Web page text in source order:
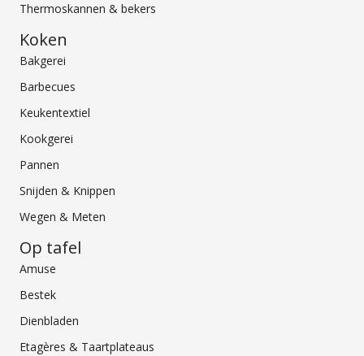
Thermoskannen & bekers
Koken
Bakgerei
Barbecues
Keukentextiel
Kookgerei
Pannen
Snijden & Knippen
Wegen & Meten
Op tafel
Amuse
Bestek
Dienbladen
Etagères & Taartplateaus